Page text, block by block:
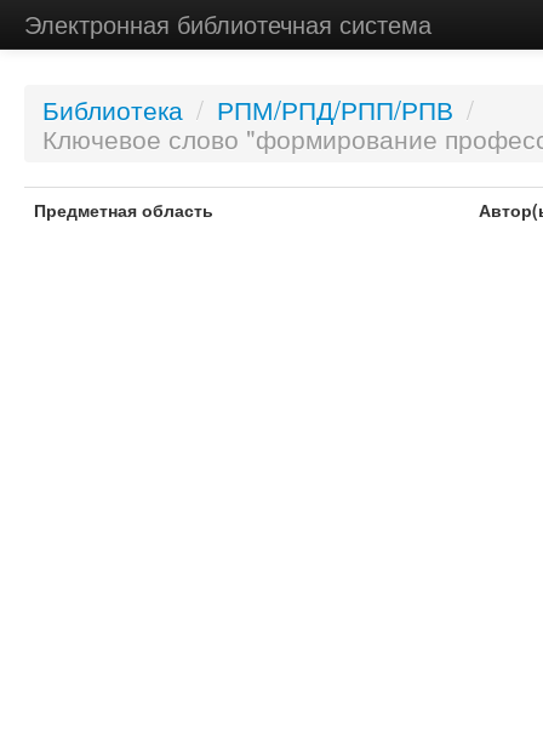
Электронная библиотечная система
Библиотека / РПМ/РПД/РПП/РПВ /
Ключевое слово "формирование
Предметная область